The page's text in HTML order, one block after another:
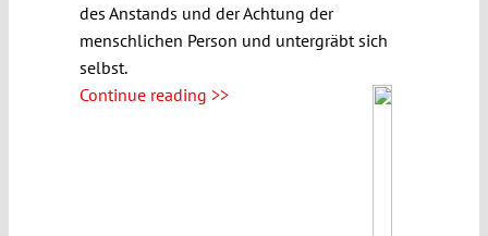
des Anstands und der Achtung der
menschlichen Person und untergräbt sich
selbst.
Continue reading >>